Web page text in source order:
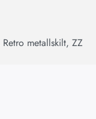
Retro metallskilt, ZZ